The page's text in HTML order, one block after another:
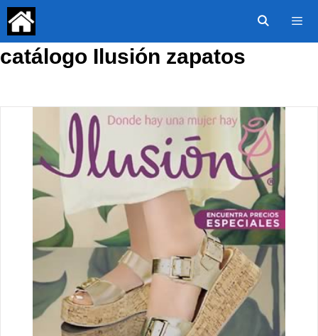
Saltar
contenido
catálogo Ilusión zapatos